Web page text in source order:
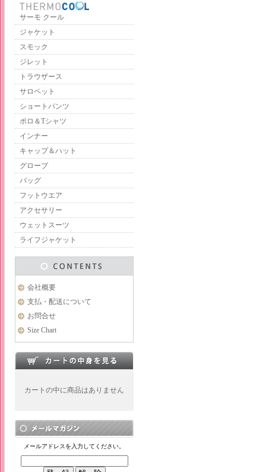
サーモ クール
ジャケット
スモック
ジレット
トラウザース
サロペット
ショートパンツ
ポロ＆Tシャツ
インナー
キャップ＆ハット
グローブ
バッグ
フットウエア
アクセサリー
ウェットスーツ
ライフジャケット
会社概要
支払・配送について
お問合せ
Size Chart
カートの中に商品はありません
メールアドレスを入力してください。